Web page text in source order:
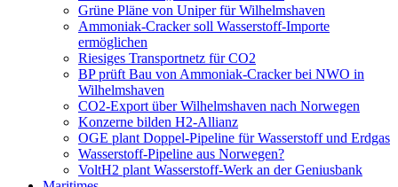
Grüne Pläne von Uniper für Wilhelmshaven
Ammoniak-Cracker soll Wasserstoff-Importe
ermöglichen
Riesiges Transportnetz für CO2
BP prüft Bau von Ammoniak-Cracker bei NWO in
Wilhelmshaven
CO2-Export über Wilhelmshaven nach Norwegen
Konzerne bilden H2-Allianz
OGE plant Doppel-Pipeline für Wasserstoff und Erdgas
Wasserstoff-Pipeline aus Norwegen?
VoltH2 plant Wasserstoff-Werk an der Geniusbank